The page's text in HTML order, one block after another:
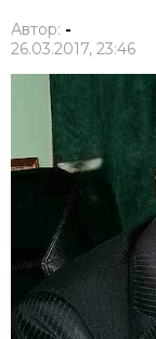
Автор: -
26.03.2017, 23:46